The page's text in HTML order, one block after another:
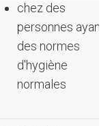
chez des
personnes ayant
des normes
d'hygiène
normales